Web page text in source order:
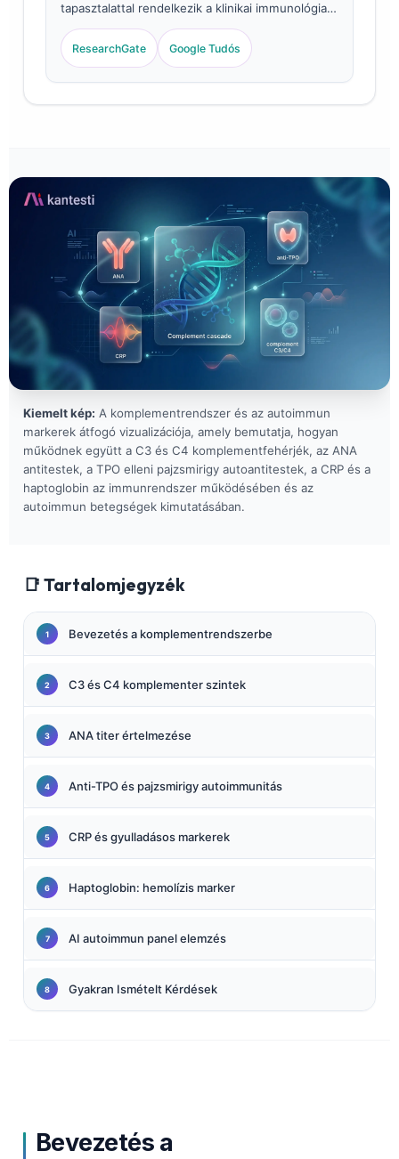
tapasztalattal rendelkezik a klinikai immunológia
és a laboratóriumi orvoslás területén. A Német
Klinikai Kémiai Társaság korábbi elnökeként a
komplementrendszeri rendellenességekre és az
autoimmun panel standardizálására
specializálódott.
ResearchGate Google Tudós
Kiemelt kép: A komplementrendszer és az autoimmun
markerek átfogó vizualizációja, amely bemutatja, hogyan
működnek együtt a C3 és C4 komplementfehérjék, az ANA
antitestek, a TPO elleni pajzsmirigy autoantitestek, a CRP és a
haptoglobin az immunrendszer működésében és az
autoimmun betegségek kimutatásában.
📑 Tartalomjegyzék
Bevezetés a komplementrendszerbe
C3 és C4 komplementer szintek
ANA titer értelmezése
Anti-TPO és pajzsmirigy autoimmunitás
CRP és gyulladásos markerek
Haptoglobin: hemolízis marker
AI autoimmun panel elemzés
Gyakran Ismételt Kérdések
Bevezetés a